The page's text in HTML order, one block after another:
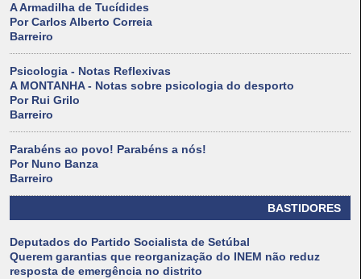
A Armadilha de Tucídides
Por Carlos Alberto Correia
Barreiro
Psicologia - Notas Reflexivas
A MONTANHA - Notas sobre psicologia do desporto
Por Rui Grilo
Barreiro
Parabéns ao povo! Parabéns a nós!
Por Nuno Banza
Barreiro
BASTIDORES
Deputados do Partido Socialista de Setúbal
Querem garantias que reorganização do INEM não reduz
resposta de emergência no distrito